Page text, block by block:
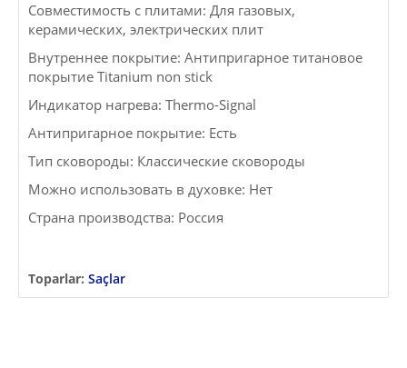
Совместимость с плитами: Для газовых,
керамических, электрических плит
Внутреннее покрытие: Антипригарное титановое
покрытие Titanium non stick
Индикатор нагрева: Thermo-Signal
Антипригарное покрытие: Есть
Тип сковороды: Классические сковороды
Можно использовать в духовке: Нет
Страна производства: Россия
Toparlar: Saçlar